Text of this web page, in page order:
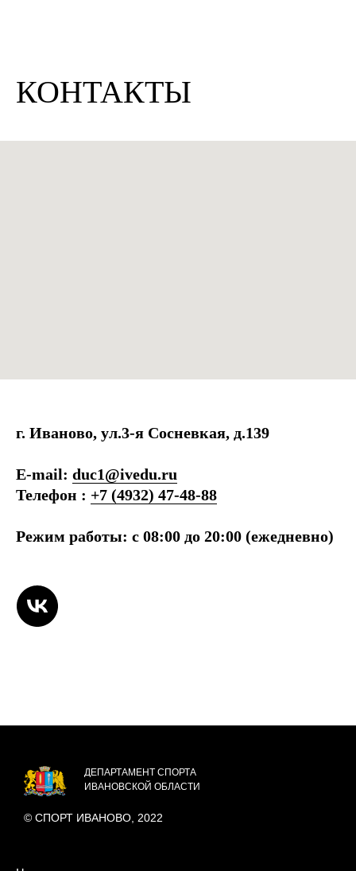
КОНТАКТЫ
г. Иваново, ул.3-я Сосневкая, д.139
E-mail: duc1@ivedu.ru
Телефон : +7 (4932) 47-48-88
Режим работы: с 08:00 до 20:00 (ежедневно)
ДЕПАРТАМЕНТ СПОРТА
ИВАНОВСКОЙ ОБЛАСТИ
© СПОРТ ИВАНОВО, 2022